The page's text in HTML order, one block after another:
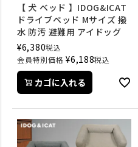
【 犬 ベッド 】IDOG&ICAT
ドライブベッド Mサイズ 撥
水 防汚 避難用 アイドッグ
¥6,380税込
会員特別価格 ¥6,188税込
カゴに入れる